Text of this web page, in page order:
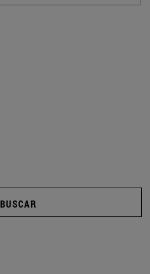
BUSCAR